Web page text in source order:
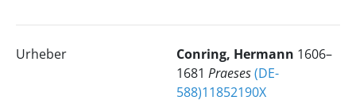
Urheber Conring, Hermann 1606–
1681 Praeses(DE-
588)11852190X